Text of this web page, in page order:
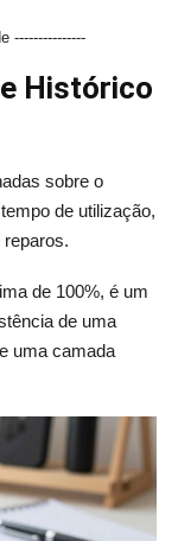
---------------
Histórico
sobre o
de utilização,
de 100%, é um
de uma
uma camada